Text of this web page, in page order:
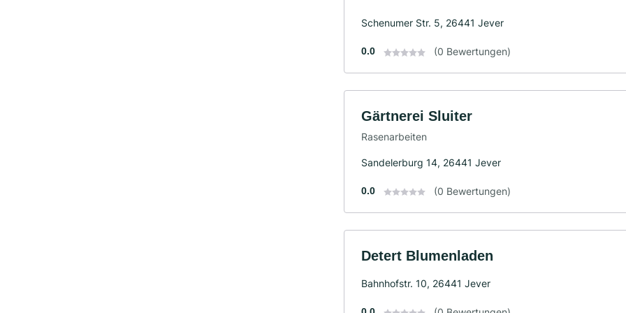
Schenumer Str. 5, 26441 Jever
0.0 (0 Bewertungen)
Gärtnerei Sluiter
Rasenarbeiten
Sandelerburg 14, 26441 Jever
0.0 (0 Bewertungen)
Detert Blumenladen
Bahnhofstr. 10, 26441 Jever